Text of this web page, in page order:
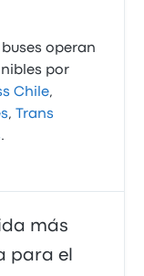
operan
por
Chile,
,
Trans
.
más
para el